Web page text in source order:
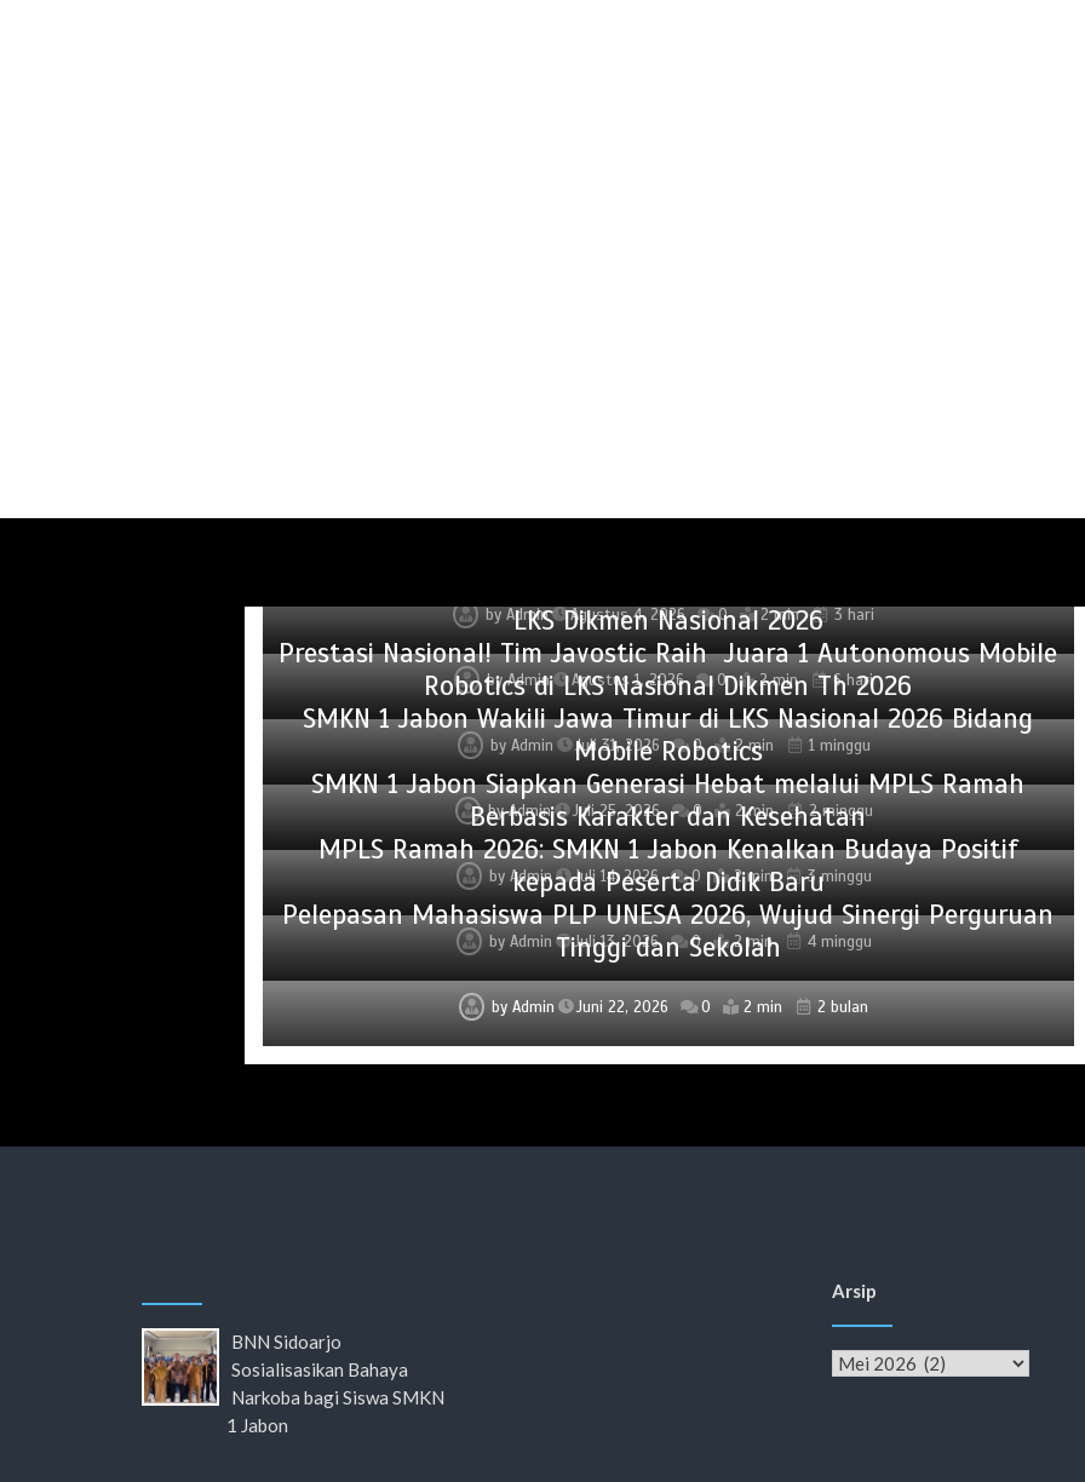
BNN Sidoarjo Sosialisasikan Bahaya Narkoba bagi Siswa SMKN 1
byAdmin Agustus 4, 2026 0 2 min 3 hari
LKS Dikmen Nasional 2026
byAdmin Agustus 1, 2026 0 2 min 6 hari
Prestasi Nasional! Tim Javostic Raih Juara 1 Autonomous Mobile
Robotics di LKS Nasional Dikmen Th 2026
by Admin Juli 31, 2026 0 2 min 1 minggu
SMKN 1 Jabon Wakili Jawa Timur di LKS Nasional 2026 Bidang
Mobile Robotics
byAdmin Juli 25, 2026 0 2 min 2 minggu
SMKN 1 Jabon Siapkan Generasi Hebat melalui MPLS Ramah
Berbasis Karakter dan Kesehatan
by Admin Juli 14, 2026 0 2 min 3 minggu
MPLS Ramah 2026: SMKN 1 Jabon Kenalkan Budaya Positif
kepada Peserta Didik Baru
by Admin Juli 13, 2026 0 2 min 4 minggu
Pelepasan Mahasiswa PLP UNESA 2026, Wujud Sinergi Perguruan
Tinggi dan Sekolah
byAdmin Juni 22, 2026 0 2 min 2 bulan
BNN Sidoarjo
Sosialisasikan Bahaya
Narkoba bagi Siswa SMKN
1 Jabon
Arsip
Arsip